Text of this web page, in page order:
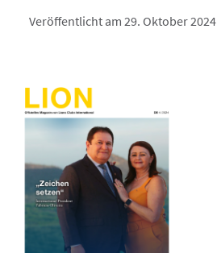
Veröffentlicht am 29. Oktober 2024